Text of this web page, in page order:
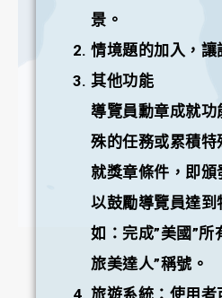
景。
情境題的加入，讓
其他功能
導覽員勳章成就
殊的任務或累積
就獎章條件，即頒
以鼓勵導覽員達到
如：完成”美國”所
旅美達人”稱號。